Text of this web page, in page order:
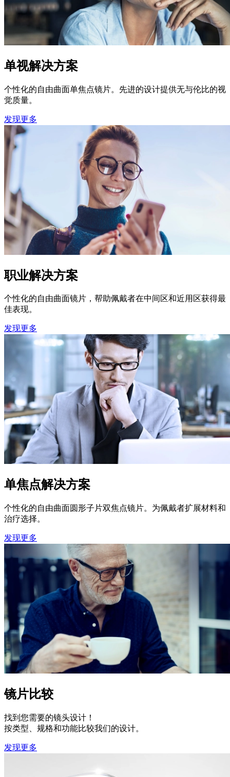
单视解决方案
个性化的自由曲面单焦点镜片。先进的设计提供无与伦比的视
觉质量。
发现更多
职业解决方案
个性化的自由曲面镜片，帮助佩戴者在中间区和近用区获得最
佳表现。
发现更多
单焦点解决方案
个性化的自由曲面圆形子片双焦点镜片。为佩戴者扩展材料和
治疗选择。
发现更多
镜片比较
找到您需要的镜头设计！
按类型、规格和功能比较我们的设计。
发现更多